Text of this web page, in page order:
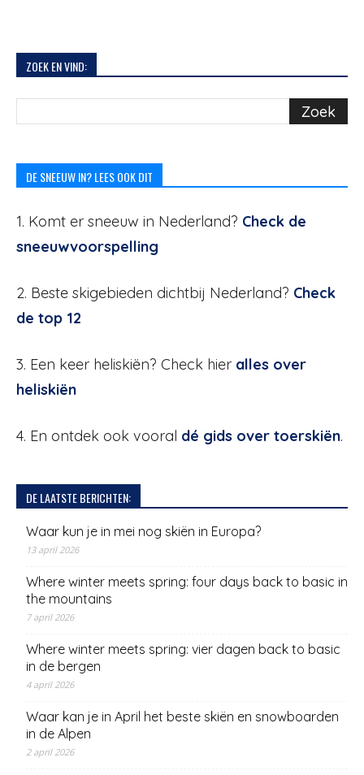
ZOEK EN VIND:
DE SNEEUW IN? LEES OOK DIT
1. Komt er sneeuw in Nederland? Check de
sneeuwvoorspelling
2. Beste skigebieden dichtbij Nederland? Check
de top 12
3. Een keer heliskiën? Check hier alles over
heliskiën
4. En ontdek ook vooral dé gids over toerskiën.
DE LAATSTE BERICHTEN:
Waar kun je in mei nog skiën in Europa?
13 april 2026
Where winter meets spring: four days back to basic in
the mountains
7 april 2026
Where winter meets spring: vier dagen back to basic
in de bergen
4 april 2026
Waar kan je in April het beste skiën en snowboarden
in de Alpen
2 april 2026